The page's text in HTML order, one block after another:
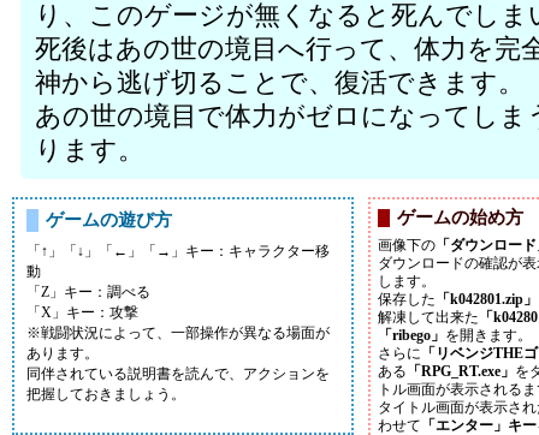
り、このゲージが無くなると死んでしま
死後はあの世の境目へ行って、体力を完
神から逃げ切ることで、復活できます。
あの世の境目で体力がゼロになってし
ります。
ゲームの遊び方
「↑」「↓」「←」「→」キー：キャラクター移
動
「Z」キー：調べる
「X」キー：攻撃
※戦闘状況によって、一部操作が異なる場面が
あります。
同伴されている説明書を読んで、アクションを
把握しておきましょう。
ゲームの始め方
画像下の 「ダウンロー
ダウンロードの確認が
します。
保存した 「k042801.zip」
解凍して出来た 「
「ribego」 を開きます。
さらに 「リベンジTHE
ある 「RPG_RT.exe」 を
トル画面が表示される
タイトル画面が表示さ
わせて 「エンター」キー